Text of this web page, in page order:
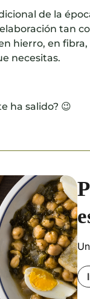
de la
tan
hierro, en
necesitas.
ha salido? 😉